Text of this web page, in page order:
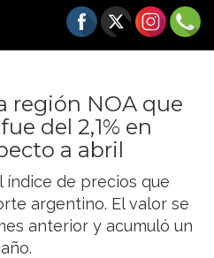
región NOA que
del 2,1% en
a abril
índice de precios que
argentino. El valor se
anterior y acumuló un